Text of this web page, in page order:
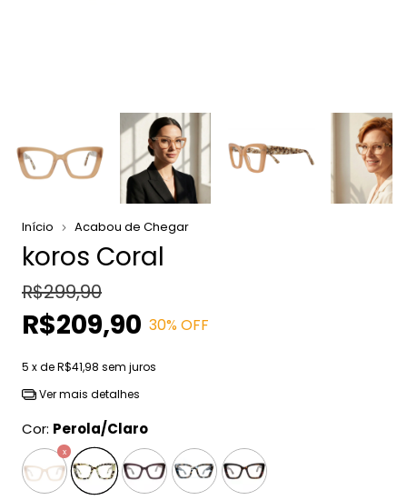
Início Acabou de Chegar
koros Coral
R$299,90
R$209,90 30% OFF
5 x deR$41,98 sem juros
Ver mais detalhes
Cor: Perola/Claro